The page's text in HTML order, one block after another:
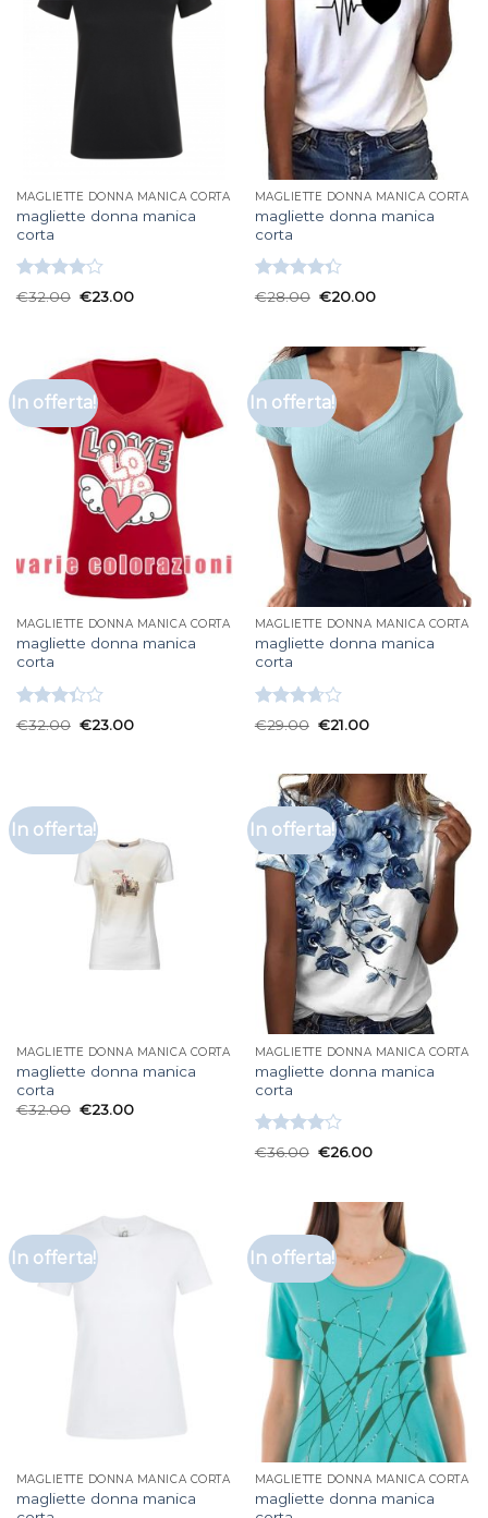
MAGLIETTE DONNA MANICA CORTA
magliette donna manica
corta
Valutato
€32.00 €23.00
MAGLIETTE DONNA MANICA CORTA
magliette donna manica
corta
Valutato
€28.00 €20.00
In offerta!
MAGLIETTE DONNA MANICA CORTA
magliette donna manica
corta
Valutato
€32.00 €23.00
In offerta!
MAGLIETTE DONNA MANICA CORTA
magliette donna manica
corta
Valutato
€29.00 €21.00
In offerta!
MAGLIETTE DONNA MANICA CORTA
magliette donna manica
corta
€32.00 €23.00
In offerta!
MAGLIETTE DONNA MANICA CORTA
magliette donna manica
corta
Valutato
€36.00 €26.00
In offerta!
MAGLIETTE DONNA MANICA CORTA
magliette donna manica
In offerta!
MAGLIETTE DONNA MANICA CORTA
magliette donna manica